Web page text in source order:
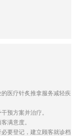
医疗针炙推拿服务减轻疾
预方案并治疗。
满意度。
要登记，建立顾客就诊档